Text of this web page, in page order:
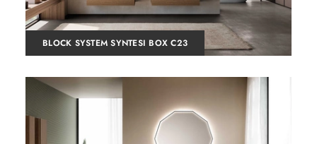
BLOCK SYSTEM SYNTESI BOX C23